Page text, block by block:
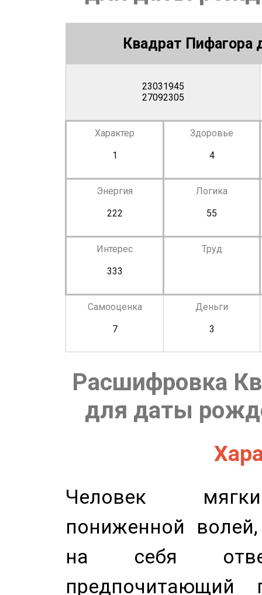
Квадрат Пифагора
23031945
27092305
Характер
1
Здоровье
4
Энергия
222
Логика
55
Интерес
333
Труд
Самооценка
7
Деньги
3
Расшифровка
для даты
Человек
пониженной
на себя
предпочитающий